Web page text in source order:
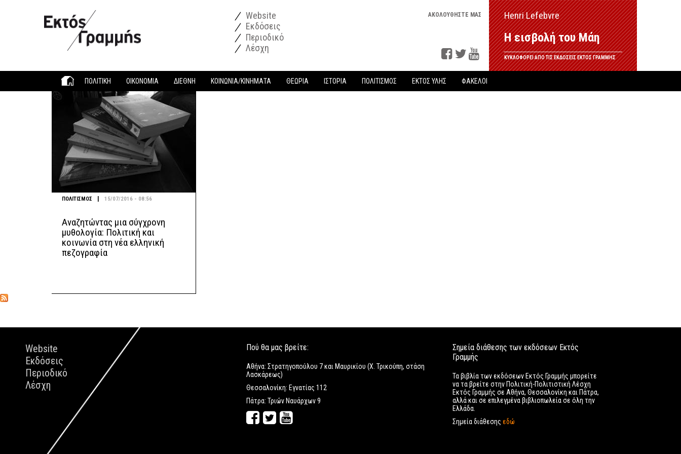
Website
Εκδόσεις
Περιοδικό
Λέσχη
ΑΚΟΛΟΥΘΗΣΤΕ ΜΑΣ Henri Lefebvre
Η εισβολή του Μάη
ΚΥΚΛΟΦΟΡΕΙ ΑΠΟ ΤΙΣ ΕΚΔΟΣΕΙΣ ΕΚΤΟΣ ΓΡΑΜΜΗΣ
ΠΟΛΙΤΙΚΗ ΟΙΚΟΝΟΜΙΑ ΔΙΕΘΝΗ ΚΟΙΝΩΝΙΑ/ΚΙΝΗΜΑΤΑ ΘΕΩΡΙΑ ΙΣΤΟΡΙΑ ΠΟΛΙΤΙΣΜΟΣ ΕΚΤΟΣ ΥΛΗΣ ΦΑΚΕΛΟΙ
ΠΟΛΙΤΙΣΜΟΣ | 15/07/2016 - 08:56
Αναζητώντας μια σύγχρονη
μυθολογία: Πολιτική και
κοινωνία στη νέα ελληνική
πεζογραφία
Website
Εκδόσεις
Περιοδικό
Λέσχη
Πού θα μας βρείτε:
Αθήνα: Στρατηγοπούλου 7 και Μαυρικίου (Χ. Τρικούπη, στάση
Λασκάρεως)
Θεσσαλονίκη: Εγνατίας 112
Πάτρα: Τριών Ναυάρχων 9
Σημεία διάθεσης των εκδόσεων Εκτός
Γραμμής
Τα βιβλία των εκδόσεων Εκτός Γραμμής μπορείτε
να τα βρείτε στην Πολιτική-Πολιτιστική Λέσχη
Εκτός Γραμμής σε Αθήνα, Θεσσαλονίκη και Πάτρα,
αλλά και σε επιλεγμένα βιβλιοπωλεία σε όλη την
Ελλάδα.
Σημεία διάθεσης εδώ